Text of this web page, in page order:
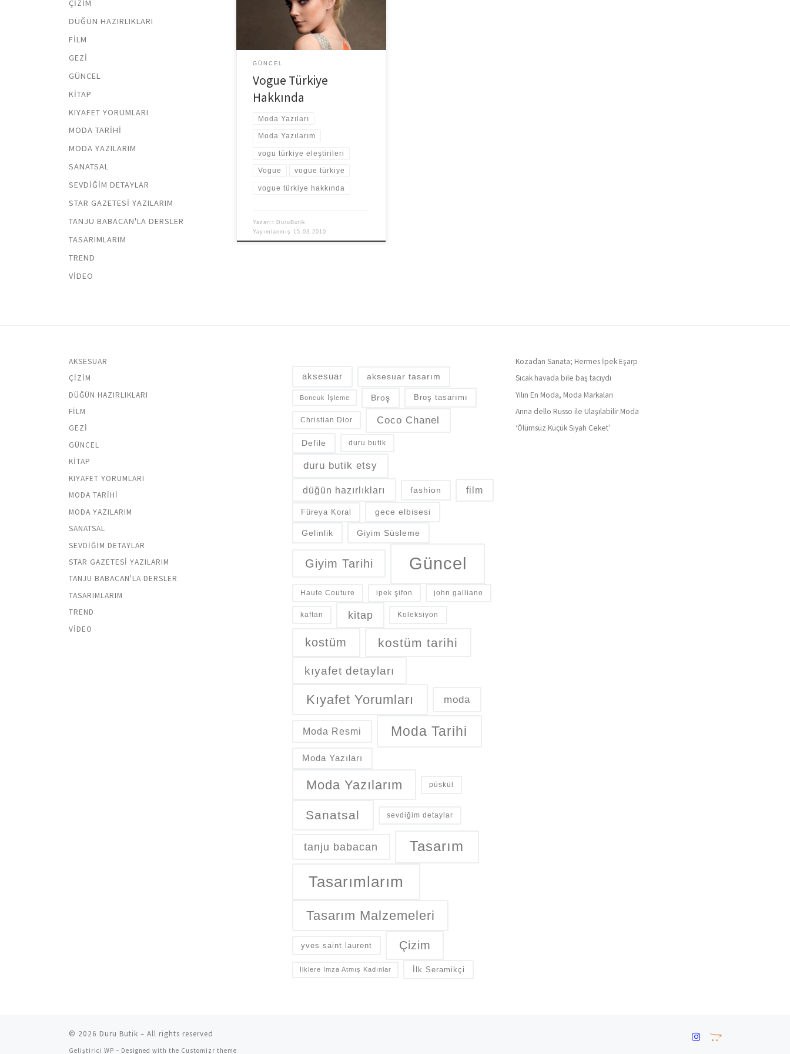
oldu. Öncelikle şunu belirtmek isterim
ki ben bilirkişi değilim. Sadece
izlenimlerimi […]
GÜNCEL
Vogue Türkiye
Hakkında
Moda Yazıları
Moda Yazılarım
vogu türkiye eleştirileri
Vogue vogue türkiye
vogue türkiye hakkında
Yazarı: DuruButik
Yayımlanmış 15.03.2010
ÇIZIM
DÜĞÜN HAZIRLIKLARI
FILM
GEZI
GÜNCEL
KITAP
KIYAFET YORUMLARI
MODA TARIHI
MODA YAZILARIM
SANATSAL
SEVDIĞIM DETAYLAR
STAR GAZETESI YAZILARIM
TANJU BABACAN'LA DERSLER
TASARIMLARIM
TREND
VIDEO
AKSESUAR
ÇIZIM
DÜĞÜN HAZIRLIKLARI
FILM
GEZI
GÜNCEL
KITAP
KIYAFET YORUMLARI
MODA TARIHI
MODA YAZILARIM
SANATSAL
SEVDIĞIM DETAYLAR
STAR GAZETESI YAZILARIM
TANJU BABACAN'LA DERSLER
TASARIMLARIM
TREND
VIDEO
aksesuar aksesuar tasarım
Boncuk İşleme Broş Broş tasarımı
Christian Dior Coco Chanel
Defile duru butik
duru butik etsy
düğün hazırlıkları fashion film
Füreya Koral gece elbisesi
Gelinlik Giyim Süsleme
Giyim Tarihi Güncel
Haute Couture ipek şifon john galliano
kaftan kitap Koleksiyon
kostüm kostüm tarihi
kıyafet detayları
Kıyafet Yorumları moda
Moda Resmi Moda Tarihi
Moda Yazıları
Moda Yazılarım püskül
Sanatsal sevdiğim detaylar
tanju babacan Tasarım
Tasarımlarım
Tasarım Malzemeleri
yves saint laurent Çizim
İlklere İmza Atmış Kadınlar İlk Seramikçi
Kozadan Sanata; Hermes İpek Eşarp
Sıcak havada bile baş tacıydı
Yılın En Moda, Moda Markaları
Anna dello Russo ile Ulaşılabilir Moda
‘Ölümsüz Küçük Siyah Ceket’
© 2026 Duru Butik – All rights reserved
Geliştirici WP – Designed with the Customizr theme